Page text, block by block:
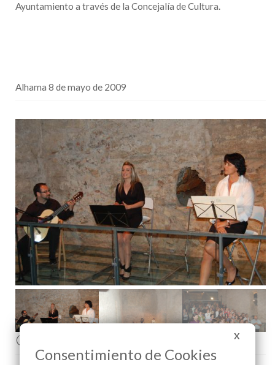
Ayuntamiento a través de la Concejalía de Cultura.
Alhama 8 de mayo de 2009
Comenta esta noticia en Facebook X
Consentimiento de Cookies